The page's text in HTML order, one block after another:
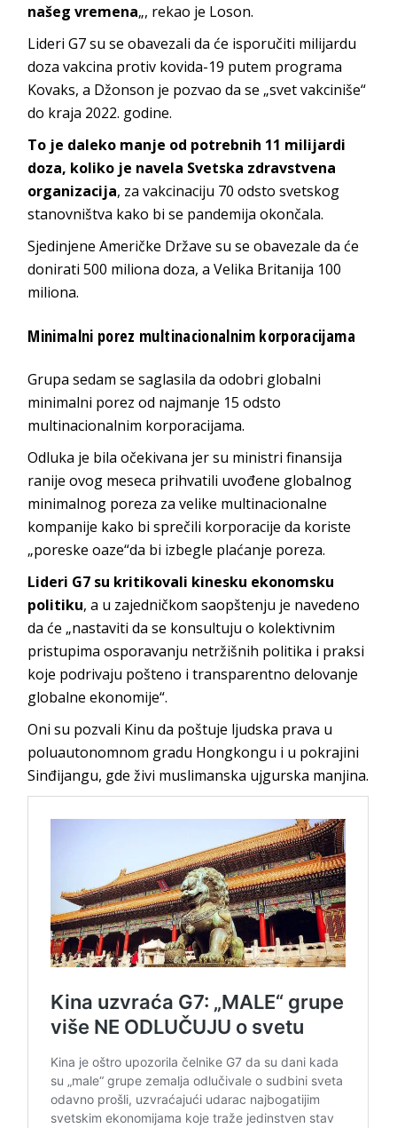
našeg vremena„, rekao je Loson.
Lideri G7 su se obavezali da će isporučiti milijardu
doza vakcina protiv kovida-19 putem programa
Kovaks, a Džonson je pozvao da se „svet vakciniše“
do kraja 2022. godine.
To je daleko manje od potrebnih 11 milijardi
doza, koliko je navela Svetska zdravstvena
organizacija, za vakcinaciju 70 odsto svetskog
stanovništva kako bi se pandemija okončala.
Sjedinjene Američke Države su se obavezale da će
donirati 500 miliona doza, a Velika Britanija 100
miliona.
Minimalni porez multinacionalnim korporacijama
Grupa sedam se saglasila da odobri globalni
minimalni porez od najmanje 15 odsto
multinacionalnim korporacijama.
Odluka je bila očekivana jer su ministri finansija
ranije ovog meseca prihvatili uvođene globalnog
minimalnog poreza za velike multinacionalne
kompanije kako bi sprečili korporacije da koriste
„poreske oaze“da bi izbegle plaćanje poreza.
Lideri G7 su kritikovali kinesku ekonomsku
politiku, a u zajedničkom saopštenju je navedeno
da će „nastaviti da se konsultuju o kolektivnim
pristupima osporavanju netržišnih politika i praksi
koje podrivaju pošteno i transparentno delovanje
globalne ekonomije“.
Oni su pozvali Kinu da poštuje ljudska prava u
poluautonomnom gradu Hongkongu i u pokrajini
Sinđijangu, gde živi muslimanska ujgurska manjina.